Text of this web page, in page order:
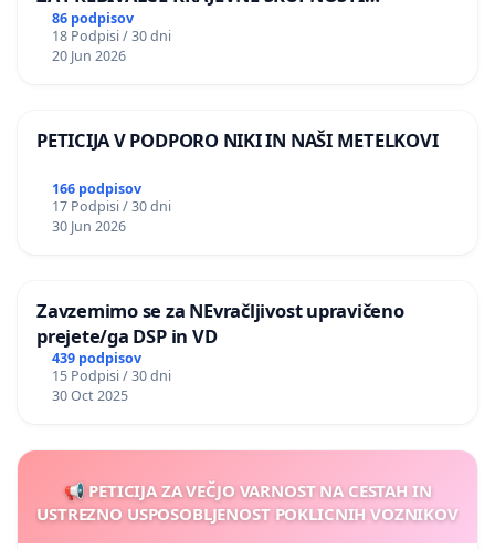
PRESTRANEK
86 podpisov
18 Podpisi / 30 dni
20 Jun 2026
PETICIJA V PODPORO NIKI IN NAŠI METELKOVI
166 podpisov
17 Podpisi / 30 dni
30 Jun 2026
Zavzemimo se za NEvračljivost upravičeno
prejete/ga DSP in VD
439 podpisov
15 Podpisi / 30 dni
30 Oct 2025
📢 PETICIJA ZA VEČJO VARNOST NA CESTAH IN
USTREZNO USPOSOBLJENOST POKLICNIH VOZNIKOV